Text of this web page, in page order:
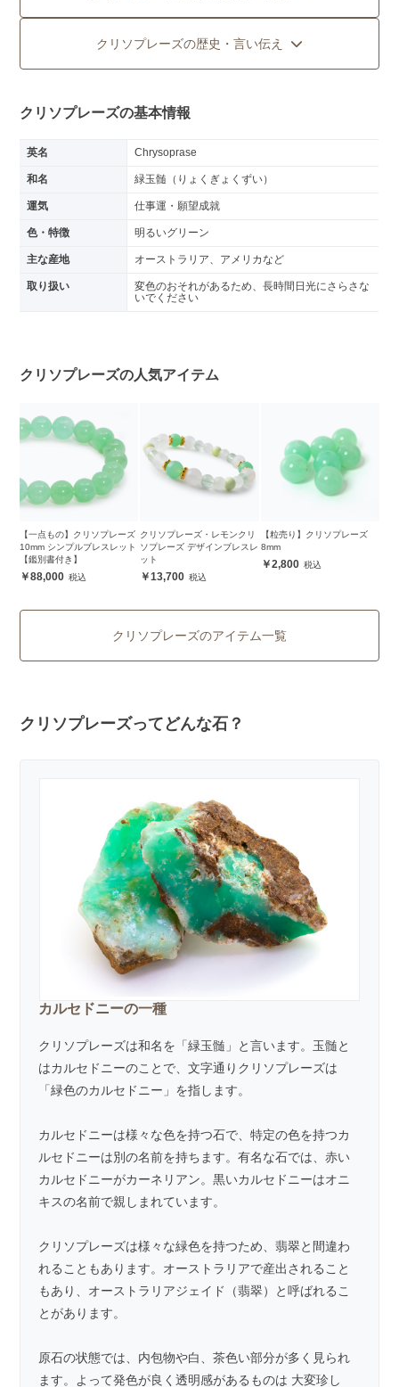
クリソプレーズの歴史・言い伝え
クリソプレーズの基本情報
英名 Chrysoprase
和名 緑玉髄（りょくぎょくずい）
運気 仕事運・願望成就
色・特徴 明るいグリーン
主な産地 オーストラリア、アメリカなど
取り扱い
変色のおそれがあるため、長時間日光にさらさな
いでください
クリソプレーズの人気アイテム
【一点もの】クリソプレーズ
10mm シンプルブレスレット
【鑑別書付き】
88,000
クリソプレーズ・レモンクリ
ソプレーズ デザインブレスレ
ット
13,700
【粒売り】クリソプレーズ
8mm
2,800
クリソプレーズのアイテム一覧
クリソプレーズってどんな石？
カルセドニーの一種
クリソプレーズは和名を「緑玉髄」と言います。玉髄と
はカルセドニーのことで、文字通りクリソプレーズは
「緑色のカルセドニー」を指します。
カルセドニーは様々な色を持つ石で、特定の色を持つカ
ルセドニーは別の名前を持ちます。有名な石では、赤い
カルセドニーがカーネリアン。黒いカルセドニーはオニ
キスの名前で親しまれています。
クリソプレーズは様々な緑色を持つため、翡翠と間違わ
れることもあります。オーストラリアで産出されること
もあり、オーストラリアジェイド（翡翠）と呼ばれるこ
とがあります。
原石の状態では、内包物や白、茶色い部分が多く見られ
ます。よって発色が良く透明感があるものは 大変珍し